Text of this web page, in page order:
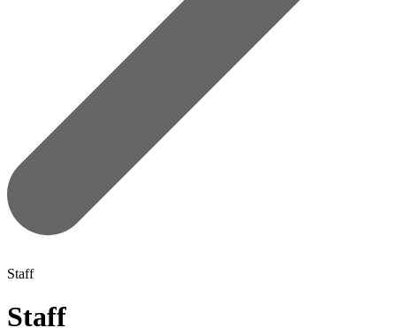
Staff
Staff